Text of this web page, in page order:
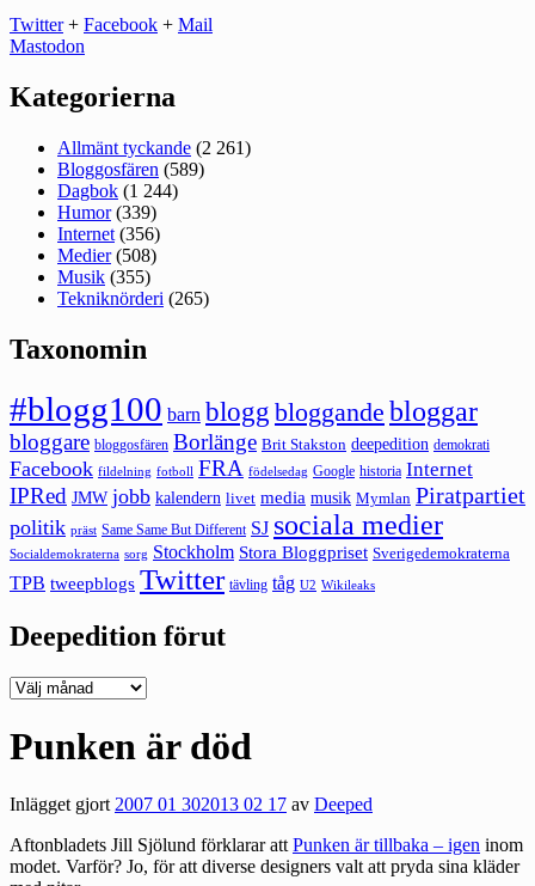
Twitter+ Facebook + Mail
Mastodon
Kategorierna
Allmänt tyckande (2 261)
Bloggosfären (589)
Dagbok (1 244)
Humor(339)
Internet (356)
Medier(508)
Musik (355)
Tekniknörderi (265)
Taxonomin
#blogg100 barn blogg bloggande bloggar
bloggare bloggosfären Borlänge Brit Stakston deepedition demokrati
Facebook fildelning fotboll FRA födelsedag Google historia Internet
IPRed JMW jobb kalendern livet media musik Mymlan Piratpartiet
politik präst Same Same But Different SJ sociala medier
Socialdemokraterna sorg Stockholm Stora Bloggpriset Sverigedemokraterna
TPB tweepblogs Twitter tävling tåg U2 Wikileaks
Deepedition förut
Deepedition
Punken är död
Inlägget gjort2007 01 302013 02 17 av Deeped
Aftonbladets Jill Sjölund förklarar attPunken är tillbaka – igen inom
modet. Varför? Jo, för att diverse designers valt att pryda sina kläder